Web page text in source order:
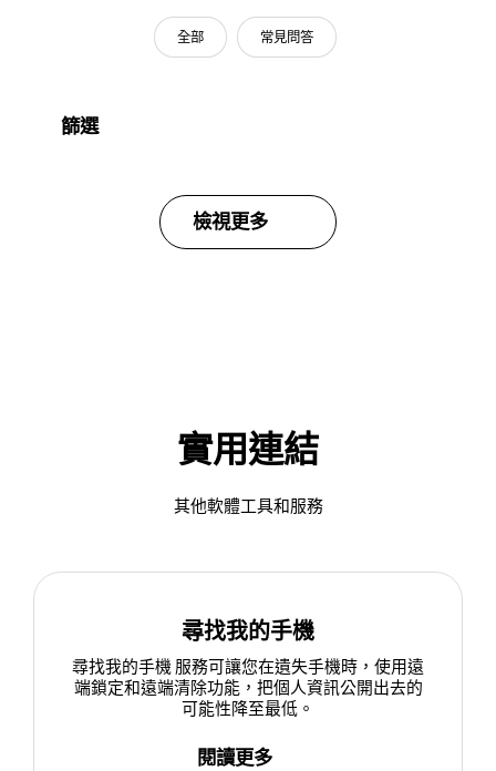
全部 常見問答
篩選
檢視更多
實用連結
其他軟體工具和服務
尋找我的手機
尋找我的手機 服務可讓您在遺失手機時，使用遠
端鎖定和遠端清除功能，把個人資訊公開出去的
可能性降至最低。
閱讀更多